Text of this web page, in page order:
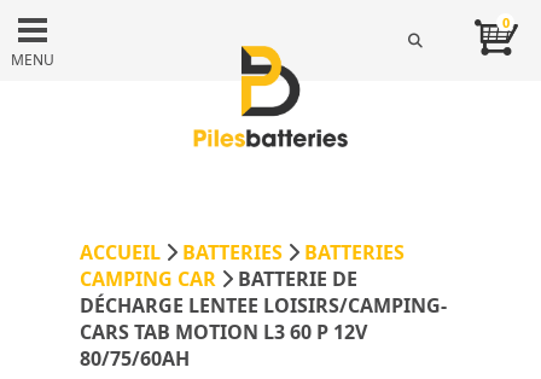
MENU
0
ACCUEIL BATTERIES
BATTERIES
CAMPING CAR
BATTERIE DE
DÉCHARGE LENTEE LOISIRS/CAMPING-
CARS TAB MOTION L3 60 P 12V
80/75/60AH